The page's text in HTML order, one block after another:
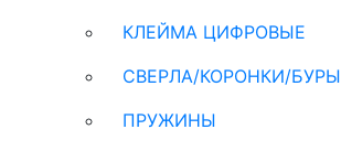
КЛЕЙМА ЦИФРОВЫЕ
СВЕРЛА/КОРОНКИ/БУРЫ
ПРУЖИНЫ